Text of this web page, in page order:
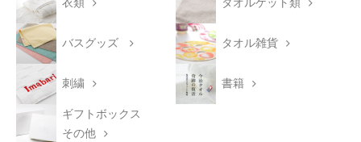
衣類 タオルケット類
バスグッズ タオル雑貨
刺繍 書籍
ギフトボックス
その他